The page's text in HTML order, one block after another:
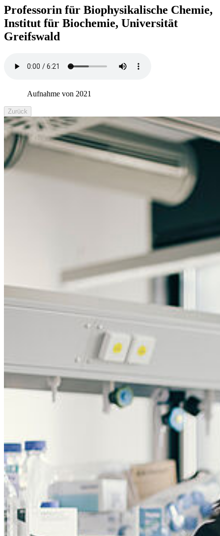
Professorin für Biophysikalische Chemie,
Institut für Biochemie, Universität
Greifswald
Aufnahme von 2021
Zurück